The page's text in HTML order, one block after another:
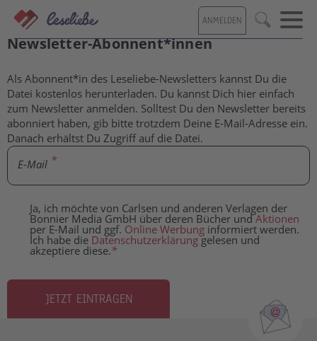
Direkt
zum
Inhalt
ANMELDEN Suche
Kostenlose Inhalte für Leseliebe-
Newsletter-Abonnent*innen
Als Abonnent*in des Leseliebe-Newsletters kannst Du die
Datei kostenlos herunterladen. Du kannst Dich hier einfach
zum Newsletter anmelden. Solltest Du den Newsletter bereits
abonniert haben, gib bitte trotzdem Deine E-Mail-Adresse ein.
Danach erhältst Du Zugriff auf die Datei.
E-Mail
Ja, ich möchte von Carlsen und anderen Verlagen der
Bonnier Media GmbH über deren Bücher undAktionen
per E-Mail und ggf. Online Werbung informiert werden.
Ich habe die Datenschutzerklärunggelesen und
akzeptiere diese.*
JETZT EINTRAGEN